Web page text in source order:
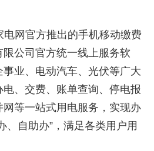
电网官方推出的手机移动缴费
公司官方统一线上服务软
业、电动汽车、光伏等广大
、交费、账单查询、停电报
等一站式用电服务，实现办
、自助办”，满足各类用户用